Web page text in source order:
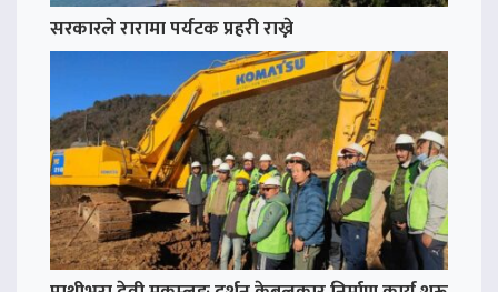
सरकारले रारामा पर्यटक प्रहरी राख्ने